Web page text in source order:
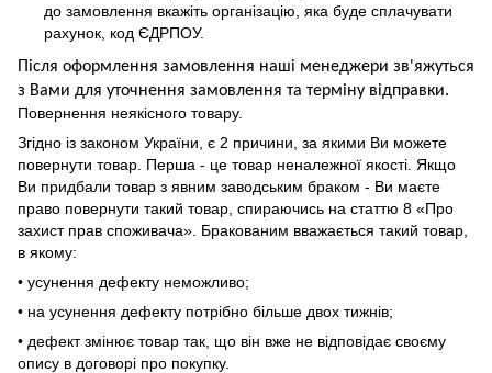
до замовлення вкажіть організацію, яка буде сплачувати
рахунок, код ЄДРПОУ.
Після оформлення замовлення наші менеджери зв'яжуться
з Вами для уточнення замовлення та терміну відправки.
Повернення неякісного товару.
Згідно із законом України, є 2 причини, за якими Ви можете
повернути товар. Перша - це товар неналежної якості. Якщо
Ви придбали товар з явним заводським браком - Ви маєте
право повернути такий товар, спираючись на статтю 8 «Про
захист прав споживача». Бракованим вважається такий товар,
в якому:
• усунення дефекту неможливо;
• на усунення дефекту потрібно більше двох тижнів;
• дефект змінює товар так, що він вже не відповідає своєму
опису в договорі про покупку.